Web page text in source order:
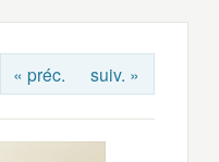
« préc. suiv. »